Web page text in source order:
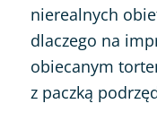
nierealnych
dlaczego na
obiecanym
z paczką